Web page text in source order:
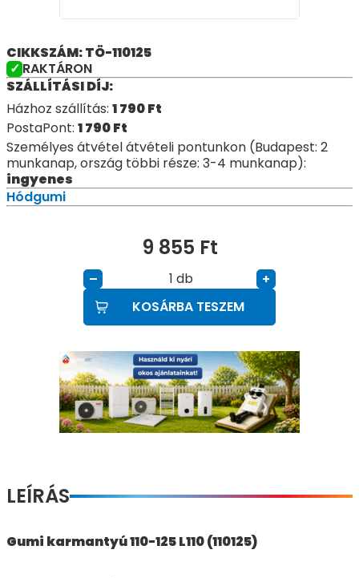
CIKKSZÁM: TÖ-110125
RAKTÁRON
SZÁLLÍTÁSI DÍJ:
Házhoz szállítás: 1 790Ft
PostaPont: 1 790Ft
Személyes átvétel átvételi pontunkon (Budapest: 2
munkanap, ország többi része: 3-4 munkanap):
ingyenes
Hódgumi
9 855 Ft
– db
+
KOSÁRBA TESZEM
LEÍRÁS
Gumi karmantyú 110-125 L110 (110125)